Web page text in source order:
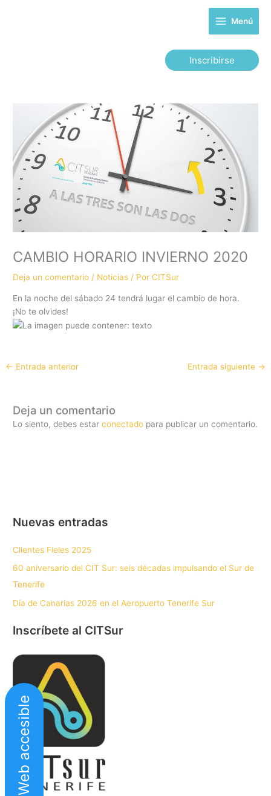
Menú
Inscribirse
CAMBIO HORARIO INVIERNO 2020
Deja un comentario / Noticias / PorCITSur
En la noche del sábado 24 tendrá lugar el cambio de hora.
¡No te olvides!
← Entrada anterior Entrada siguiente →
Deja un comentario
Lo siento, debes estarconectado para publicar un comentario.
Nuevas entradas
Clientes Fieles 2025
60 aniversario del CIT Sur: seis décadas impulsando el Sur de
Tenerife
Día de Canarias 2026 en el Aeropuerto Tenerife Sur
Inscríbete al CITSur
Web accesible